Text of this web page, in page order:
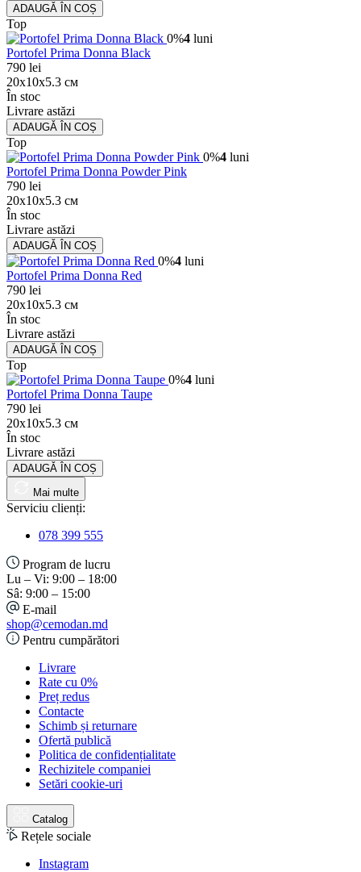
ADAUGǍ ÎN COȘ
Top
0%4 luni
Portofel Prima Donna Black
790 lei
20x10x5.3 см
În stoc
Livrare astăzi
ADAUGǍ ÎN COȘ
Top
0%4 luni
Portofel Prima Donna Powder Pink
790 lei
20x10x5.3 см
În stoc
Livrare astăzi
ADAUGǍ ÎN COȘ
0%4 luni
Portofel Prima Donna Red
790 lei
20x10x5.3 см
În stoc
Livrare astăzi
ADAUGǍ ÎN COȘ
Top
0%4 luni
Portofel Prima Donna Taupe
790 lei
20x10x5.3 см
În stoc
Livrare astăzi
ADAUGǍ ÎN COȘ
Mai multe
Serviciu clienți:
078 399 555
Program de lucru
Lu – Vi: 9:00 – 18:00
Sâ: 9:00 – 15:00
E-mail
shop@cemodan.md
Pentru cumpărători
Livrare
Rate cu 0%
Preț redus
Contacte
Schimb și returnare
Ofertă publică
Politica de confidențialitate
Rechizitele companiei
Setări cookie-uri
Catalog
Rețele sociale
Instagram